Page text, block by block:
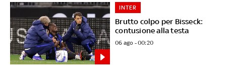
Brutto colpo per Bisseck:
contusione alla testa
INTER
06 ago - 00:20